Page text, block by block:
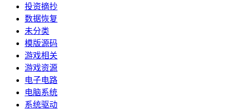
投资摘抄
数据恢复
未分类
模版源码
游戏相关
游戏资源
电子电路
电脑系统
系统驱动